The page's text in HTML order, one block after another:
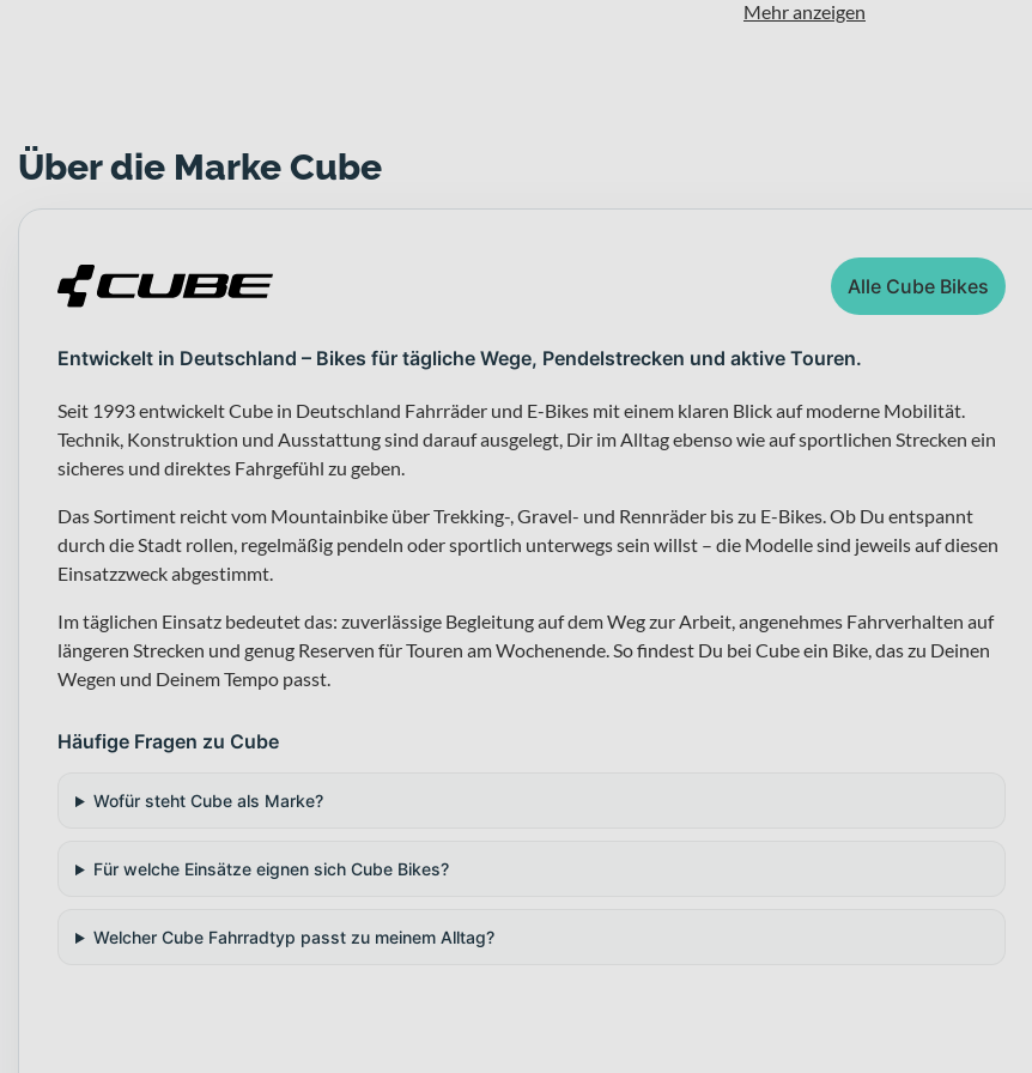
Mehr anzeigen
Über die Marke Cube
Alle Cube Bikes
Entwickelt in Deutschland – Bikes für tägliche Wege, Pendelstrecken und aktive Touren.
Seit 1993 entwickelt Cube in Deutschland Fahrräder und E-Bikes mit einem klaren Blick auf moderne Mobilität.
Technik, Konstruktion und Ausstattung sind darauf ausgelegt, Dir im Alltag ebenso wie auf sportlichen Strecken ein
sicheres und direktes Fahrgefühl zu geben.
Das Sortiment reicht vom Mountainbike über Trekking-, Gravel- und Rennräder bis zu E-Bikes. Ob Du entspannt
durch die Stadt rollen, regelmäßig pendeln oder sportlich unterwegs sein willst – die Modelle sind jeweils auf diesen
Einsatzzweck abgestimmt.
Im täglichen Einsatz bedeutet das: zuverlässige Begleitung auf dem Weg zur Arbeit, angenehmes Fahrverhalten auf
längeren Strecken und genug Reserven für Touren am Wochenende. So findest Du bei Cube ein Bike, das zu Deinen
Wegen und Deinem Tempo passt.
Häufige Fragen zu Cube
Wofür steht Cube als Marke?
Für welche Einsätze eignen sich Cube Bikes?
Welcher Cube Fahrradtyp passt zu meinem Alltag?